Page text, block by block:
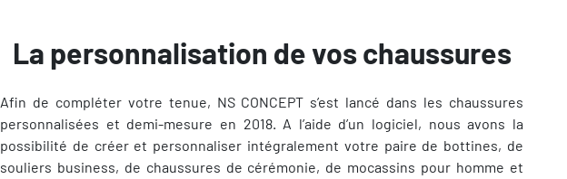
La personnalisation de vos chaussures
Afin de compléter votre tenue, NS CONCEPT s’est lancé dans les chaussures
personnalisées et demi-mesure en 2018. A l’aide d’un logiciel, nous avons la
possibilité de créer et personnaliser intégralement votre paire de bottines, de
souliers business, de chaussures de cérémonie, de mocassins pour homme et